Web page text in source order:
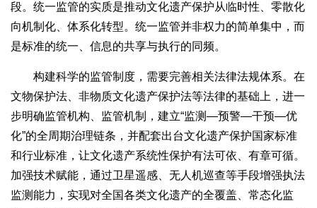
段。统一监管的实质是推动文化遗产保护从临时性、零散化
向机制化、体系化转型。统一监管并非权力的简单集中，而
是标准的统一、信息的共享与执行的同频。
构建科学的监管制度，需要完善相关法律法规体系。在
文物保护法、非物质文化遗产保护法等法律的基础上，进一
步明确监管机构、监管机制，建立“监测—预警—干预—优
化”的全周期治理链条，并配套出台文化遗产保护国家标准
和行业标准，让文化遗产系统性保护有法可依、有章可循。
加强技术赋能，通过卫星遥感、无人机巡查等手段增强执法
监测能力，实现对全国各类文化遗产的全覆盖、常态化监